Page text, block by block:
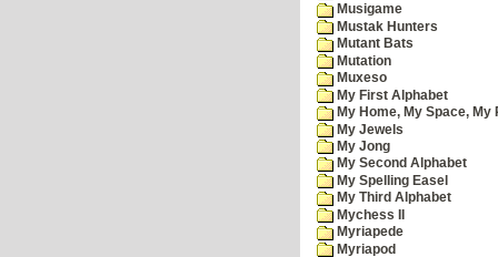
Musigame
Mustak Hunters
Mutant Bats
Mutation
Muxeso
My First Alphabet
My Home, My Space, My
My Jewels
My Jong
My Second Alphabet
My Spelling Easel
My Third Alphabet
Mychess II
Myriapede
Myriapod